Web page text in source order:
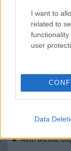
I want to
related to
user
Data
iPhone 18
Apple az új
Az Android
Google Maps
telefonunkon
Nem biztos,